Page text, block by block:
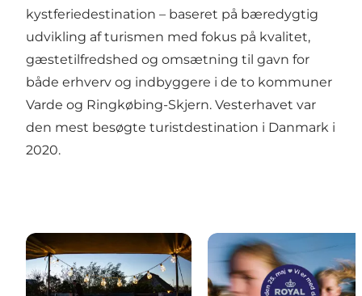
kystferiedestination – baseret på bæredygtig
udvikling af turismen med fokus på kvalitet,
gæstetilfredshed og omsætning til gavn for
både erhverv og indbyggere i de to kommuner
Varde og Ringkøbing-Skjern. Vesterhavet var
den mest besøgte turistdestination i Danmark i
2020.